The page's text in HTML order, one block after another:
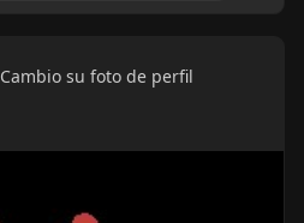
Cambio su foto de perfil